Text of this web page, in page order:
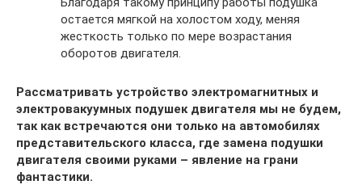
остается мягкой на холостом ходу, меняя
жесткость только по мере возрастания
оборотов двигателя.
Рассматривать устройство электромагнитных и
электровакуумных подушек двигателя мы не будем,
так как встречаются они только на автомобилях
представительского класса, где замена подушки
двигателя своими руками – явление на грани
фантастики.